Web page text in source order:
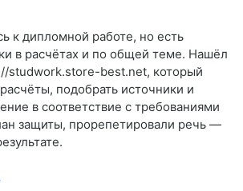
к дипломной работе, но есть
в расчётах и по общей теме. Нашёл
studwork.store-best.net, который
подобрать источники и
в соответствие с требованиями
защиты, прорепетировали речь —